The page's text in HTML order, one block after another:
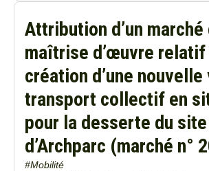
Attribution d’un marché
maîtrise d’œuvre relatif
création d’une
transport collectif en
pour la desserte du site
d’Archparc (marché n°
#Mobilité